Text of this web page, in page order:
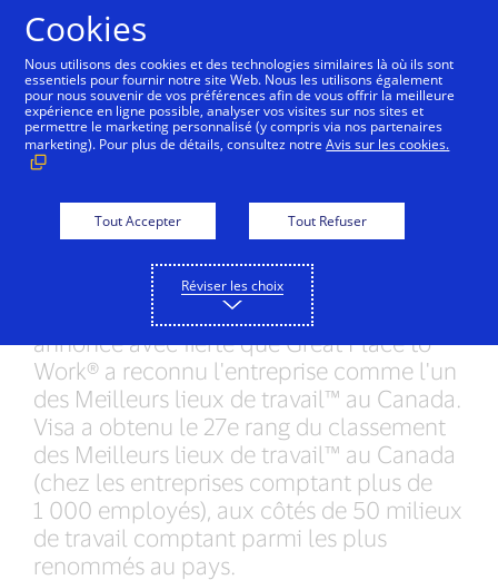
Visa Canada se taille une
place au classement
lieux de travail™ de 2019
Toronto – 26 avril 2019
– Visa Canada
annonce avec fierté que Great Place to
Work® a reconnu l'entreprise comme l'un
des Meilleurs lieux de travail™ au Canada.
Visa a obtenu le 27e rang du classement
des Meilleurs lieux de travail™ au Canada
(chez les entreprises comptant plus de
1 000 employés), aux côtés de 50 milieux
de travail comptant parmi les plus
renommés au pays.
Cookies
Nous utilisons des cookies et des technologies similaires là où ils sont
essentiels pour fournir notre site Web. Nous les utilisons également
pour nous souvenir de vos préférences afin de vous offrir la meilleure
expérience en ligne possible, analyser vos visites sur nos sites et
permettre le marketing personnalisé (y compris via nos partenaires
marketing). Pour plus de détails, consultez notreAvis sur les cookies.
Tout Accepter Tout Refuser
Réviser les choix